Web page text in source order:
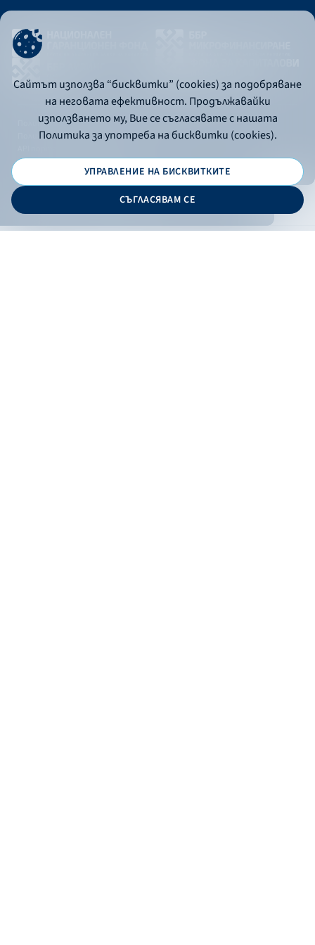
Политика за употреба на бисквитки
Политика за поверителност
© 2026 - Българска банка за развитие
Сайтът използва “бисквитки” (cookies) за подобряване
на неговата ефективност. Продължавайки
използването му, Вие се съгласявате с нашата
Политика за употреба на бисквитки (cookies).
УПРАВЛЕНИЕ НА БИСКВИТКИТЕ
СЪГЛАСЯВАМ СЕ